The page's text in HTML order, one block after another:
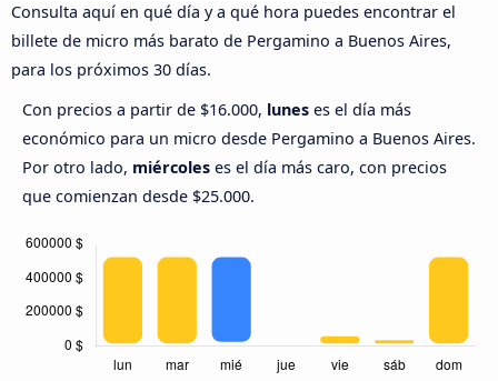
Consulta aquí en qué día y a qué hora puedes encontrar el
billete de micro más barato de Pergamino a Buenos Aires,
para los próximos 30 días.
Con precios a partir de $16.000, lunes es el día más
económico para un micro desde Pergamino a Buenos Aires.
Por otro lado, miércoles es el día más caro, con precios
que comienzan desde $25.000.